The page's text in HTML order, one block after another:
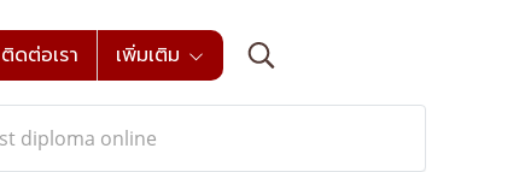
ติดต่อเรา เพิ่มเติม
diploma online